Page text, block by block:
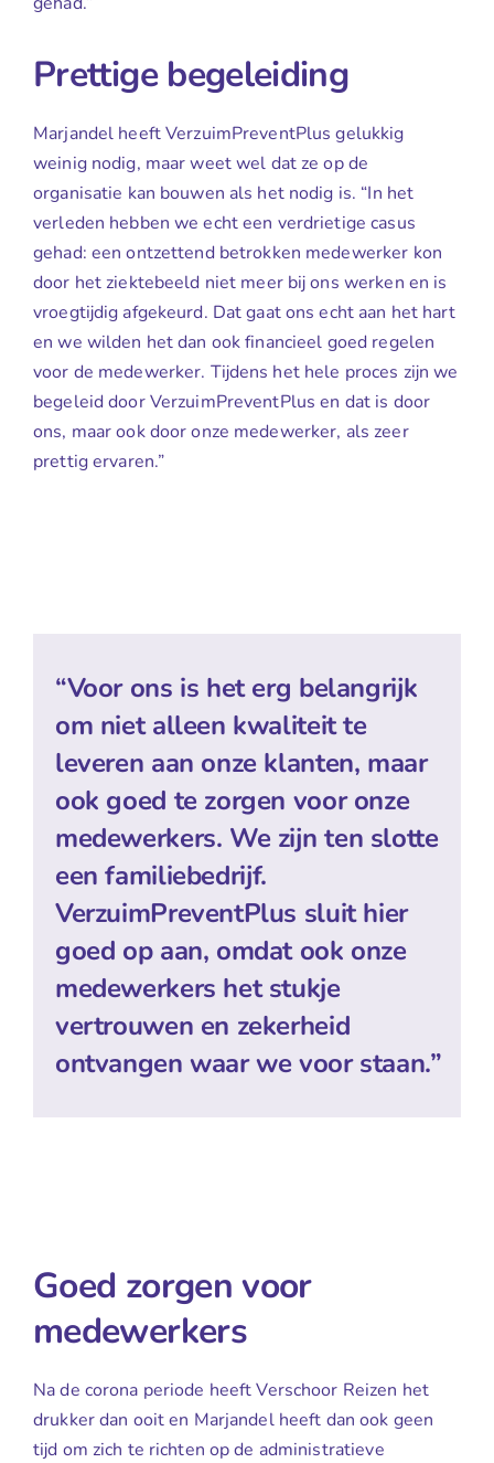
Prettige begeleiding
Marjandel heeft VerzuimPreventPlus gelukkig
weinig nodig, maar weet wel dat ze op de
organisatie kan bouwen als het nodig is. “In het
verleden hebben we echt een verdrietige casus
gehad: een ontzettend betrokken medewerker kon
door het ziektebeeld niet meer bij ons werken en is
vroegtijdig afgekeurd. Dat gaat ons echt aan het hart
en we wilden het dan ook financieel goed regelen
voor de medewerker. Tijdens het hele proces zijn we
begeleid door VerzuimPreventPlus en dat is door
ons, maar ook door onze medewerker, als zeer
prettig ervaren.”
“Voor ons is het erg belangrijk
om niet alleen kwaliteit te
leveren aan onze klanten, maar
ook goed te zorgen voor onze
medewerkers. We zijn ten slotte
een familiebedrijf.
VerzuimPreventPlus sluit hier
goed op aan, omdat ook onze
medewerkers het stukje
vertrouwen en zekerheid
ontvangen waar we voor staan.”
Goed zorgen voor
medewerkers
Na de corona periode heeft Verschoor Reizen het
drukker dan ooit en Marjandel heeft dan ook geen
tijd om zich te richten op de administratieve